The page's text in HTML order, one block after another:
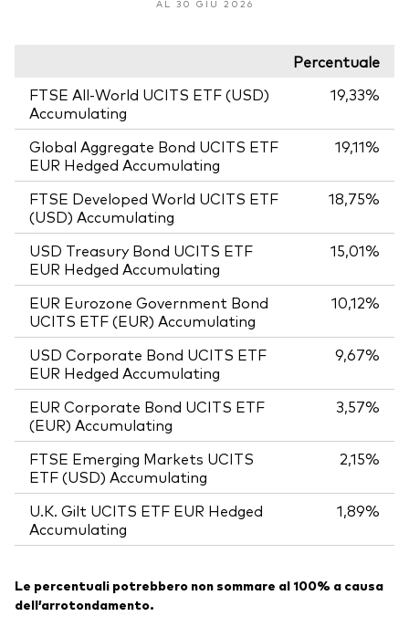
AL 30 GIU 2026
Percentuale
FTSE All-World UCITS ETF (USD)
Accumulating
19,33%
Global Aggregate Bond UCITS ETF
EUR Hedged Accumulating
19,11%
FTSE Developed World UCITS ETF
(USD) Accumulating
18,75%
USD Treasury Bond UCITS ETF
EUR Hedged Accumulating
15,01%
EUR Eurozone Government Bond
UCITS ETF (EUR) Accumulating
10,12%
USD Corporate Bond UCITS ETF
EUR Hedged Accumulating
9,67%
EUR Corporate Bond UCITS ETF
(EUR) Accumulating
3,57%
FTSE Emerging Markets UCITS
ETF (USD) Accumulating
2,15%
U.K. Gilt UCITS ETF EUR Hedged
Accumulating
1,89%
Le percentuali potrebbero non sommare al 100% a causa
dell’arrotondamento.